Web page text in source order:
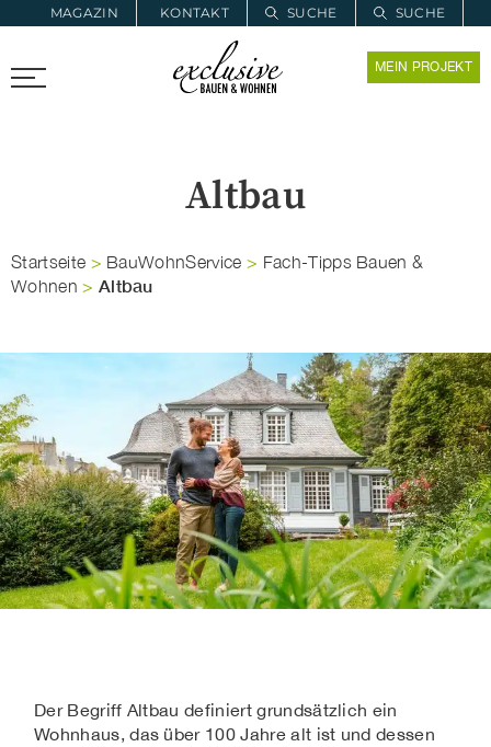
MAGAZIN KONTAKT SUCHE
SUCHE
PROARCHITEC PROINSTALL MEIN PROJEKT
Altbau
Startseite > BauWohnService > Fach-Tipps Bauen &
Wohnen > Altbau
Der Begriff Altbau definiert grundsätzlich ein
Wohnhaus, das über 100 Jahre alt ist und dessen